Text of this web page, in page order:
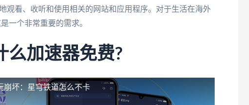
观看、收听和使用相关的网站和应用程序。对于生活在海外
一个非常重要的需求。
么加速器免费?
崩坏：星穹铁道怎么不卡